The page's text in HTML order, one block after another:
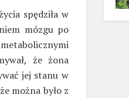
spędziła w
mózgu po
że żona
jej stanu w
można było z